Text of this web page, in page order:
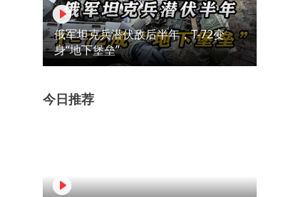
俄军坦克兵潜伏敌后半年，T-72变
身“地下堡垒”
今日推荐